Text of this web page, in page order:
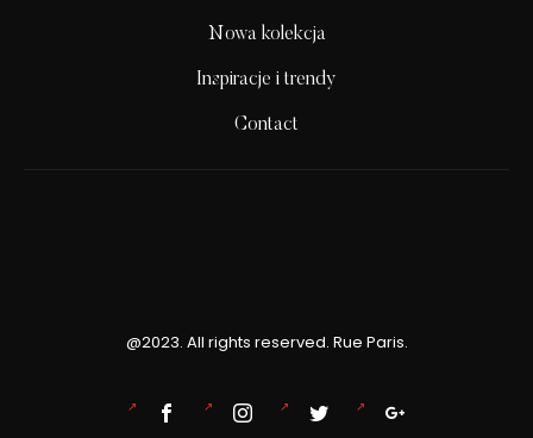
Nowa kolekcja
Inspiracje i trendy
Contact
@2023. All rights reserved. Rue Paris.